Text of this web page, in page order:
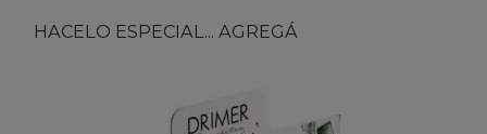
HACELO ESPECIAL... AGREGÁ